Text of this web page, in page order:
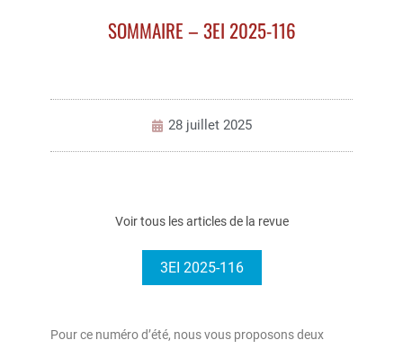
SOMMAIRE – 3EI 2025-116
28 juillet 2025
Voir tous les articles de la revue
3EI 2025-116
Pour ce numéro d’été, nous vous proposons deux